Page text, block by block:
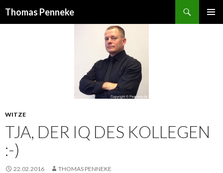
Thomas Penneke
WITZE
TJA, DER IQ DES KOLLEGEN
:-)
22.02.2016 THOMAS PENNEKE